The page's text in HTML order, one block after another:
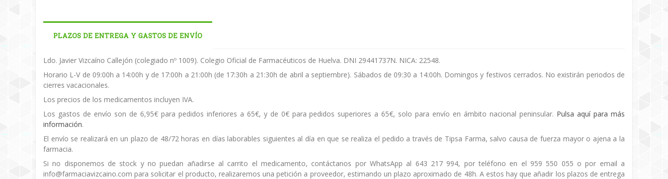
PLAZOS DE ENTREGA Y GASTOS DE ENVÍO
Ldo. Javier Vizcaíno Callejón (colegiado nº 1009). Colegio Oficial de Farmacéuticos de Huelva. DNI 29441737N. NICA: 22548.
Horario L-V de 09:00h a 14:00h y de 17:00h a 21:00h (de 17:30h a 21:30h de abril a septiembre). Sábados de 09:30 a 14:00h. Domingos y festivos cerrados. No existirán periodos de
cierres vacacionales.
Los precios de los medicamentos incluyen IVA.
Los gastos de envío son de 6,95€ para pedidos inferiores a 65€, y de 0€ para pedidos superiores a 65€, solo para envío en ámbito nacional peninsular. Pulsa aquí para más
información.
El envío se realizará en un plazo de 48/72 horas en días laborables siguientes al día en que se realiza el pedido a través de Tipsa Farma, salvo causa de fuerza mayor o ajena a la
farmacia.
Si no disponemos de stock y no puedan añadirse al carrito el medicamento, contáctanos por WhatsApp al 643 217 994, por teléfono en el 959 550 055 o por email a
info@farmaciavizcaino.com para solicitar el producto, realizaremos una petición a proveedor, estimando un plazo aproximado de 48h. A estos hay que añadir los plazos de entrega